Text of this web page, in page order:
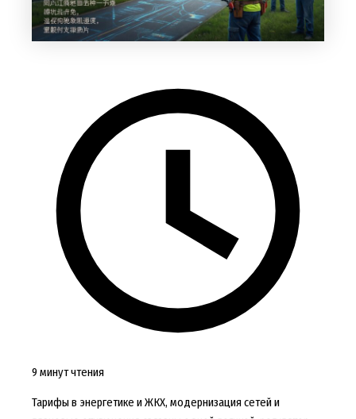
9 минут чтения
Тарифы в энергетике и ЖКХ, модернизация сетей и